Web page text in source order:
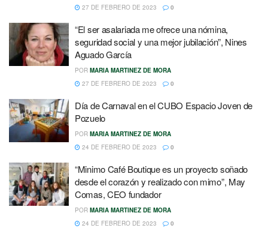
27 DE FEBRERO DE 2023
0
“El ser asalariada me ofrece una nómina,
seguridad social y una mejor jubilación”, Nines
Aguado García
POR MARIA MARTINEZ DE MORA
27 DE FEBRERO DE 2023
0
Día de Carnaval en el CUBO Espacio Joven de
Pozuelo
POR MARIA MARTINEZ DE MORA
24 DE FEBRERO DE 2023
0
“Minimo Café Boutique es un proyecto soñado
desde el corazón y realizado con mimo”, May
Comas, CEO fundador
POR MARIA MARTINEZ DE MORA
24 DE FEBRERO DE 2023
0